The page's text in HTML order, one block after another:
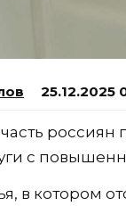
25.12.2025
с
в котором